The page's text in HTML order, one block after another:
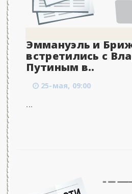
Эммануэль и
встретились с
Путиным в..
25-мая, 09:00
...